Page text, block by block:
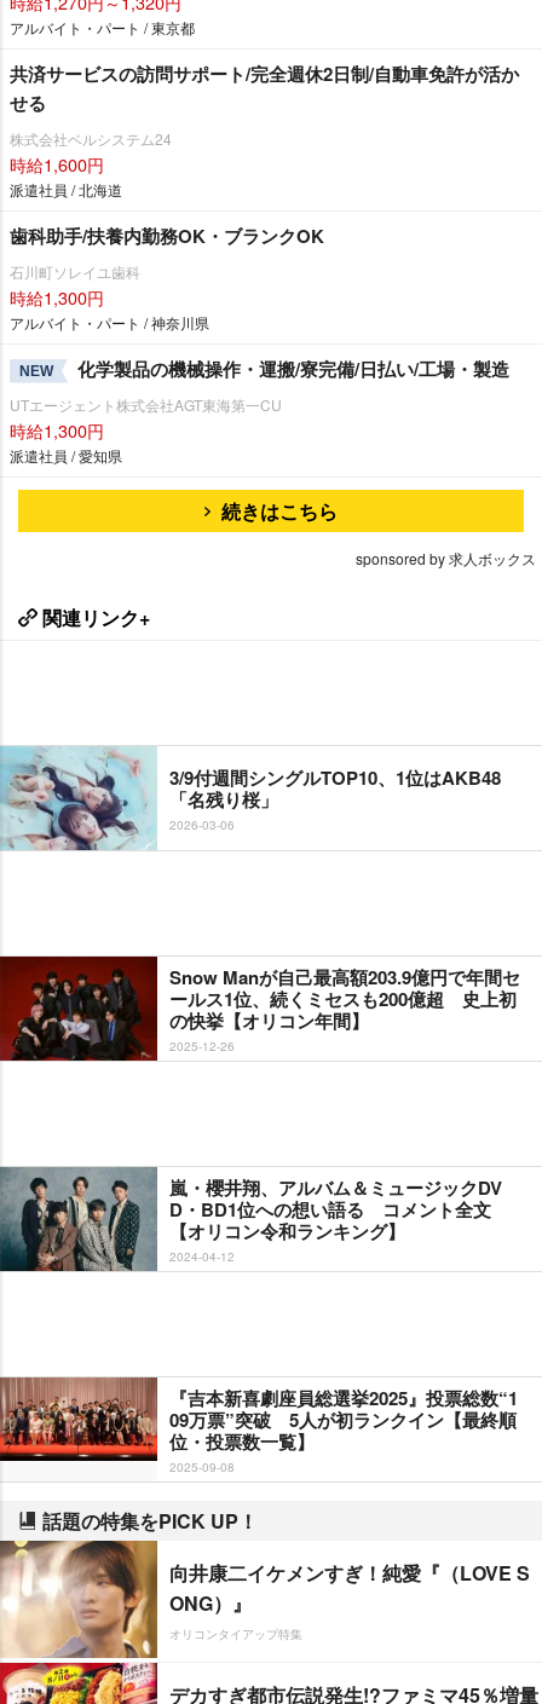
アルバイト・パート / 東京都
共済サービスの訪問サポート/完全週休2日制/自動車免許が活か
せる
株式会社ベルシステム24
時給1,600円
派遣社員 / 北海道
歯科助手/扶養内勤務OK・ブランクOK
石川町ソレイユ歯科
時給1,300円
アルバイト・パート / 神奈川県
NEW 化学製品の機械操作・運搬/寮完備/日払い/工場・製造
UTエージェント株式会社AGT東海第一CU
時給1,300円
派遣社員 / 愛知県
続きはこちら
sponsored by 求人ボックス
関連リンク+
3/9付週間シングルTOP10、1位はAKB48
「名残り桜」
2026-03-06
Snow Manが自己最高額203.9億円で年間セ
ールス1位、続くミセスも200億超 史上初
の快挙【オリコン年間】
2025-12-26
嵐・櫻井翔、アルバム＆ミュージックDV
D・BD1位への想い語る コメント全文
【オリコン令和ランキング】
2024-04-12
『吉本新喜劇座員総選挙2025』投票総数“1
09万票”突破 5人が初ランクイン【最終順
位・投票数一覧】
2025-09-08
話題の特集をPICK UP！
向井康二イケメンすぎ！純愛『（LOVE S
ONG）』
オリコンタイアップ特集
デカすぎ都市伝説発生!?ファミマ45％増量